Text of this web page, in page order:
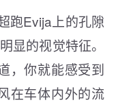
跑Evija上的孔隙
显的视觉特征。
，你就能感受到
在车体内外的流